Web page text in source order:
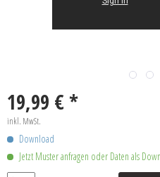
19,99 € *
inkl. MwSt.
Download
Jetzt Muster anfragen oder Daten als